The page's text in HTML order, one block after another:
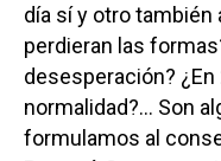
día sí y otro también
perdieran las
desesperación?
normalidad?… Son
formulamos al